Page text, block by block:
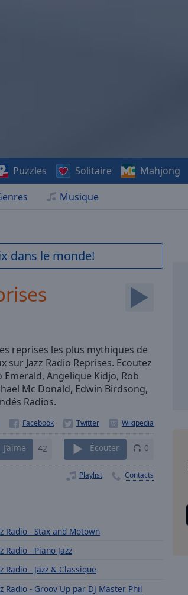
Musique
Puzzles Solitaire Mahjong
dans le monde!
reprises les plus mythiques de
Jazz Radio Reprises. Ecoutez
Angelique Kidjo, Rob
Mc Donald, Edwin Birdsong,
Radios.
J’aime 42 Écouter 0
Playlist Contacts
Radio - Stax and Motown
Radio - Piano Jazz
Radio - Jazz & Classique
Radio - Groov'Up par DJ Master Phil